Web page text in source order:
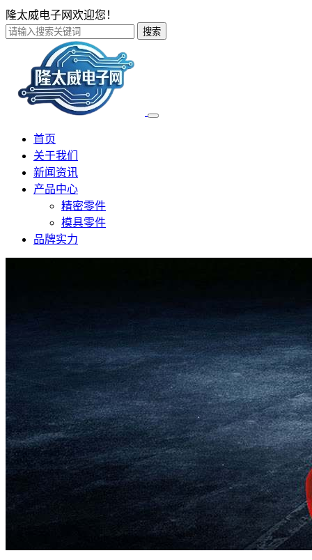
隆太威电子网欢迎您！
搜索
首页
关于我们
新闻资讯
产品中心
精密零件
模具零件
品牌实力